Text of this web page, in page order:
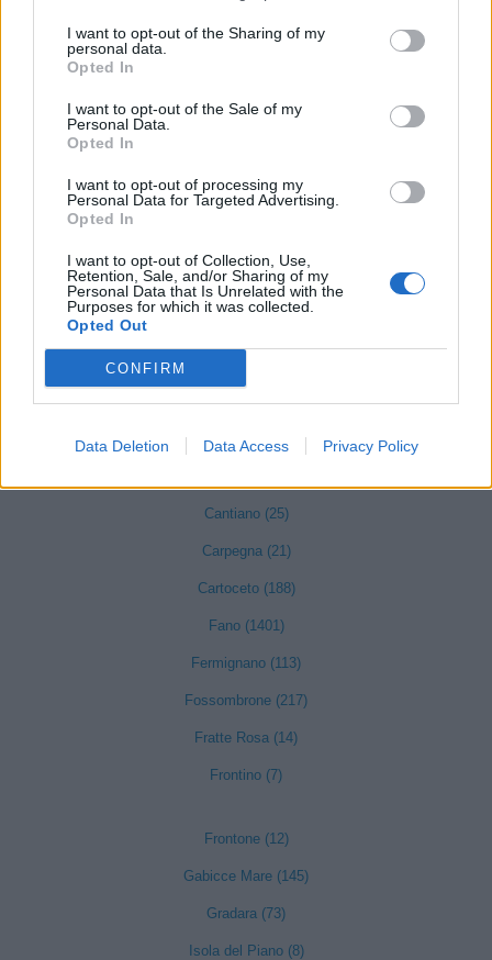
I want to opt-out of the Sharing of my
personal data.
Opted In
I want to opt-out of the Sale of my
Personal Data.
Opted In
I want to opt-out of processing my
Personal Data for Targeted Advertising.
Opted In
I want to opt-out of Collection, Use,
Retention, Sale, and/or Sharing of my
Personal Data that Is Unrelated with the
Purposes for which it was collected.
Opted Out
CONFIRM
Data Deletion Data Access Privacy Policy
1 5
Visualizza tutti i comuni della
provincia di Pesaro e Urbino
Belforte all'Isauro (13)
Borgo Pace (7)
Cantiano (25)
Carpegna (21)
Cartoceto (188)
Fano (1401)
Fermignano (113)
Fossombrone (217)
Fratte Rosa (14)
Frontino (7)
Frontone (12)
Gabicce Mare (145)
Gradara (73)
Isola del Piano (8)